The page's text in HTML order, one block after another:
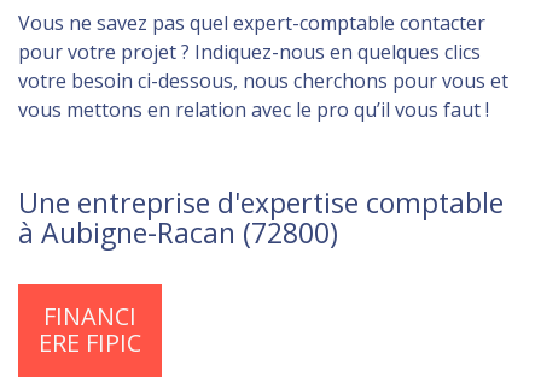
Vous ne savez pas quel expert-comptable contacter
pour votre projet ? Indiquez-nous en quelques clics
votre besoin ci-dessous, nous cherchons pour vous et
vous mettons en relation avec le pro qu’il vous faut !
Une entreprise d'expertise comptable
à Aubigne-Racan (72800)
FINANCI
ERE FIPIC